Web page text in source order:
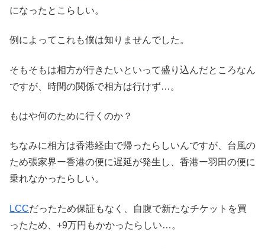
になったとこらしい。
例によってこれも僕は知りませんでした。
そもそもは相方が行きたいといって盛り込んだところなん
ですが、時間の関係で相方は行けず…。
もはや何のために行くのか？
ちなみに相方は香港経由で帰ったらしいんですが、台風の
ため張家界ー香港の便に遅延が発生し、香港ー羽田の便に
乗れなかったらしい。
LCCだったため保証もなく、自腹で新たなチケットを買
ったため、+9万円もかかったらしい…。